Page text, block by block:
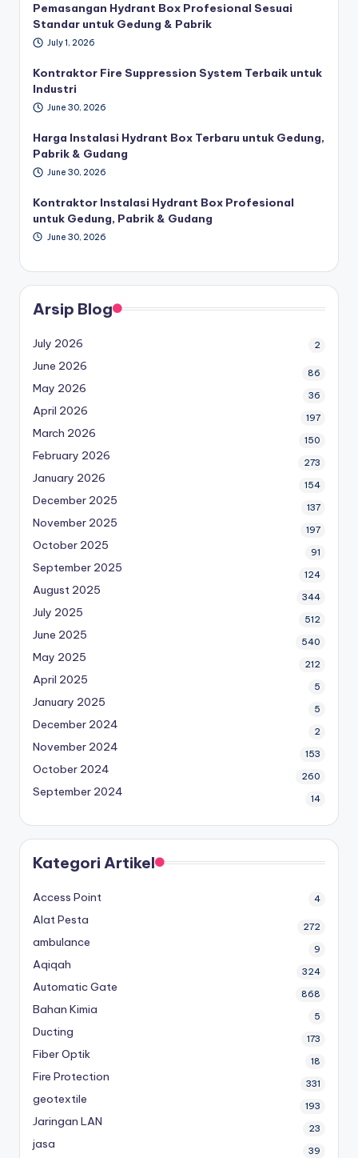
Pemasangan Hydrant Box Profesional Sesuai
Standar untuk Gedung & Pabrik
July 1, 2026
Kontraktor Fire Suppression System Terbaik untuk
Industri
June 30, 2026
Harga Instalasi Hydrant Box Terbaru untuk Gedung,
Pabrik & Gudang
June 30, 2026
Kontraktor Instalasi Hydrant Box Profesional
untuk Gedung, Pabrik & Gudang
June 30, 2026
Arsip Blog
July 2026 2
June 2026 86
May 2026 36
April 2026 197
March 2026 150
February 2026 273
January 2026 154
December 2025 137
November 2025 197
October 2025 91
September 2025 124
August 2025 344
July 2025 512
June 2025 540
May 2025 212
April 2025 5
January 2025 5
December 2024 2
November 2024 153
October 2024 260
September 2024 14
Kategori Artikel
Access Point 4
Alat Pesta 272
ambulance 9
Aqiqah 324
Automatic Gate 868
Bahan Kimia 5
Ducting 173
Fiber Optik 18
Fire Protection 331
geotextile 193
Jaringan LAN 23
jasa 39